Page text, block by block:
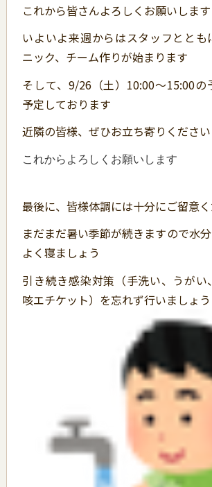
これから皆さんよろしくお願いします
いよいよ来週からはスタッフととも
ニック、チーム作りが始まります
そして、9/26（土）10:00～15:00の
予定しております
近隣の皆様、ぜひお立ち寄りください
これからよろしくお願いします
最後に、皆様体調には十分にご留意
まだまだ暑い季節が続きますので水分
よく寝ましょう
引き続き感染対策（手洗い、うがい
咳エチケット）を忘れず行いましょう